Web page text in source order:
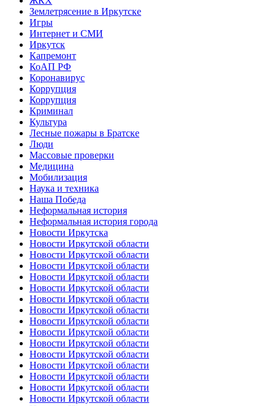
Землетрясение в Иркутске
Игры
Интернет и СМИ
Иркутск
Капремонт
КоАП РФ
Коронавирус
Коррупция
Коррупция
Криминал
Культура
Лесные пожары в Братске
Люди
Массовые проверки
Медицина
Мобилизация
Наука и техника
Наша Победа
Неформальная история
Неформальная история города
Новости Иркутска
Новости Иркутской области
Новости Иркутской области
Новости Иркутской области
Новости Иркутской области
Новости Иркутской области
Новости Иркутской области
Новости Иркутской области
Новости Иркутской области
Новости Иркутской области
Новости Иркутской области
Новости Иркутской области
Новости Иркутской области
Новости Иркутской области
Новости Иркутской области
Новости Иркутской области